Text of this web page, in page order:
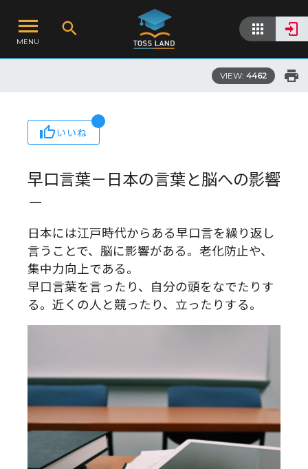
MENU
VIEW: 4462
いいね
早口言葉－日本の言葉と脳への影響
－
日本には江戸時代からある早口言を繰り返し
言うことで、脳に影響がある。老化防止や、
集中力向上である。
早口言葉を言ったり、自分の頭をなでたりす
る。近くの人と競ったり、立ったりする。